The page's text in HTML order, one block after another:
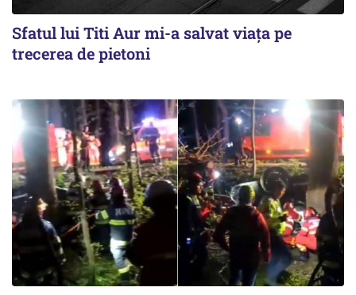
Sfatul lui Titi Aur mi-a salvat viaţa pe
trecerea de pietoni